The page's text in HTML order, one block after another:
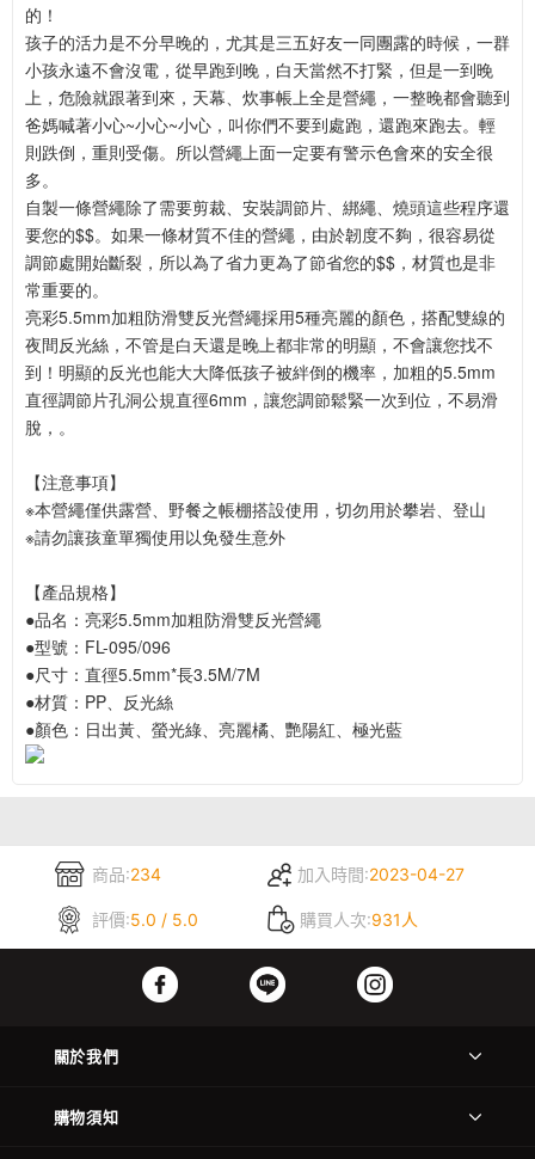
的！
孩子的活力是不分早晚的，尤其是三五好友一同團露的時候，一群
小孩永遠不會沒電，從早跑到晚，白天當然不打緊，但是一到晚
上，危險就跟著到來，天幕、炊事帳上全是營繩，一整晚都會聽到
爸媽喊著小心~小心~小心，叫你們不要到處跑，還跑來跑去。輕
則跌倒，重則受傷。所以營繩上面一定要有警示色會來的安全很
多。
自製一條營繩除了需要剪裁、安裝調節片、綁繩、燒頭這些程序還
要您的$$。如果一條材質不佳的營繩，由於韌度不夠，很容易從
調節處開始斷裂，所以為了省力更為了節省您的$$，材質也是非
常重要的。
亮彩5.5mm加粗防滑雙反光營繩採用5種亮麗的顏色，搭配雙線的
夜間反光絲，不管是白天還是晚上都非常的明顯，不會讓您找不
到！明顯的反光也能大大降低孩子被絆倒的機率，加粗的5.5mm
直徑調節片孔洞公規直徑6mm，讓您調節鬆緊一次到位，不易滑
脫，。
【注意事項】
※本營繩僅供露營、野餐之帳棚搭設使用，切勿用於攀岩、登山
※請勿讓孩童單獨使用以免發生意外
【產品規格】
●品名：亮彩5.5mm加粗防滑雙反光營繩
●型號：FL-095/096
●尺寸：直徑5.5mm*長3.5M/7M
●材質：PP、反光絲
●顏色：日出黃、螢光綠、亮麗橘、艷陽紅、極光藍
商品:234 加入時間:2023-04-27
評價:5.0 / 5.0 購買人次:931人
關於我們
購物須知